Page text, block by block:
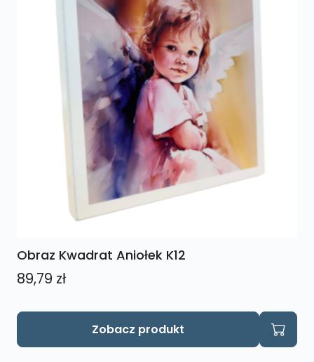
Obraz Kwadrat Aniołek K12
89,79 zł
Zobacz produkt